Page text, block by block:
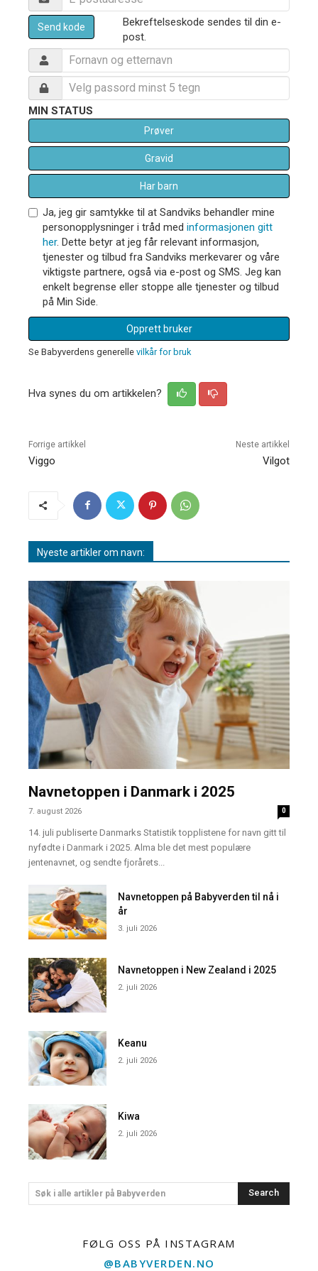
Send kode
Bekreftelseskode sendes til din e-
post.
MIN STATUS
Prøver
Gravid
Har barn
Ja, jeg gir samtykke til at Sandviks behandler mine
personopplysninger i tråd med informasjonen gitt
her. Dette betyr at jeg får relevant informasjon,
tjenester og tilbud fra Sandviks merkevarer og våre
viktigste partnere, også via e-post og SMS. Jeg kan
enkelt begrense eller stoppe alle tjenester og tilbud
på Min Side.
Opprett bruker
Se Babyverdens generelle vilkår for bruk
Hva synes du om artikkelen?
Forrige artikkel
Viggo
Neste artikkel
Vilgot
Nyeste artikler om navn:
Navnetoppen i Danmark i 2025
7. august 2026 0
14. juli publiserte Danmarks Statistik topplistene for navn gitt til
nyfødte i Danmark i 2025. Alma ble det mest populære
jentenavnet, og sendte fjorårets...
Navnetoppen på Babyverden til nå i
år
3. juli 2026
Navnetoppen i New Zealand i 2025
2. juli 2026
Keanu
2. juli 2026
Kiwa
2. juli 2026
Søk i alle artikler på Babyverden Search
FØLG OSS PÅ INSTAGRAM
@BABYVERDEN.NO